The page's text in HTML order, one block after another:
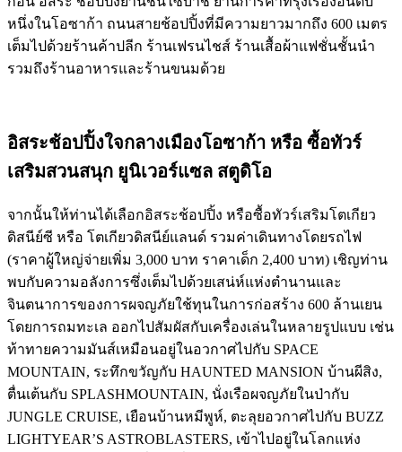
หนึ่งในโอซาก้า ถนนสายช้อปปิ้งที่มีความยาวมากถึง 600 เมตร
เต็มไปด้วยร้านค้าปลีก ร้านเฟรนไชส์ ร้านเสื้อผ้าแฟชั่นชั้นนำ
รวมถึงร้านอาหารและร้านขนมด้วย
อิสระช้อปปิ้งใจกลางเมืองโอซาก้า หรือ ซื้อทัวร์
เสริมสวนสนุก ยูนิเวอร์แซล สตูดิโอ
จากนั้นให้ท่านได้เลือกอิสระช้อปปิ้ง หรือซื้อทัวร์เสริมโตเกียว
ดิสนีย์ซี หรือ โตเกียวดิสนีย์แลนด์ รวมค่าเดินทางโดยรถไฟ
(ราคาผู้ใหญ่จ่ายเพิ่ม 3,000 บาท ราคาเด็ก 2,400 บาท) เชิญท่าน
พบกับความอลังการซึ่งเต็มไปด้วยเสน่ห์แห่งตำนานและ
จินตนาการของการผจญภัยใช้ทุนในการก่อสร้าง 600 ล้านเยน
โดยการถมทะเล ออกไปสัมผัสกับเครื่องเล่นในหลายรูปแบบ เช่น
ท้าทายความมันส์เหมือนอยู่ในอวกาศไปกับ SPACE
MOUNTAIN, ระทึกขวัญกับ HAUNTED MANSION บ้านผีสิง,
ตื่นเต้นกับ SPLASHMOUNTAIN, นั่งเรือผจญภัยในป่ากับ
JUNGLE CRUISE, เยือนบ้านหมีพูห์, ตะลุยอวกาศไปกับ BUZZ
LIGHTYEAR’S ASTROBLASTERS, เข้าไปอยู่ในโลกแห่ง